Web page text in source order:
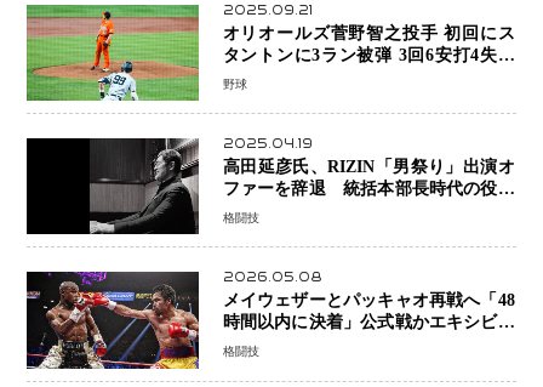
2025.09.21
オリオールズ菅野智之投手 初回にス
タントンに3ラン被弾 3回6安打4失点
で降板
野球
2025.04.19
高田延彦氏、RIZIN「男祭り」出演オ
ファーを辞退 統括本部長時代の役目
「すでに終えています」と明言
格闘技
2026.05.08
メイウェザーとパッキャオ再戦へ「48
時間以内に決着」公式戦かエキシビシ
ョンか混迷続く
格闘技